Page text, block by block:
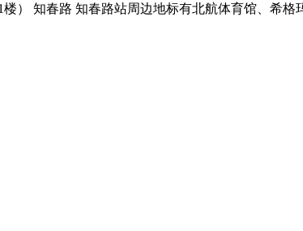
） 知春路 知春路站周边地标有北航体育馆、希格